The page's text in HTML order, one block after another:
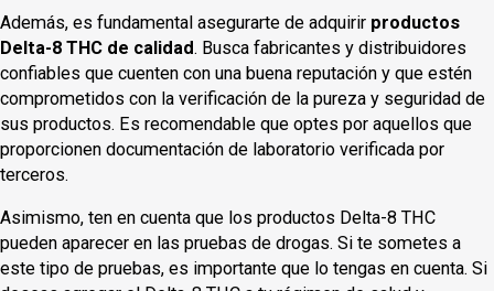
Además, es fundamental asegurarte de adquirir productos
Delta-8 THC de calidad. Busca fabricantes y distribuidores
confiables que cuenten con una buena reputación y que estén
comprometidos con la verificación de la pureza y seguridad de
sus productos. Es recomendable que optes por aquellos que
proporcionen documentación de laboratorio verificada por
terceros.
Asimismo, ten en cuenta que los productos Delta-8 THC
pueden aparecer en las pruebas de drogas. Si te sometes a
este tipo de pruebas, es importante que lo tengas en cuenta. Si